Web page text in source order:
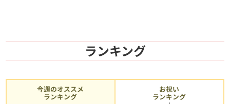
ランキング
今週のオススメ
ランキング
お祝い
ランキング